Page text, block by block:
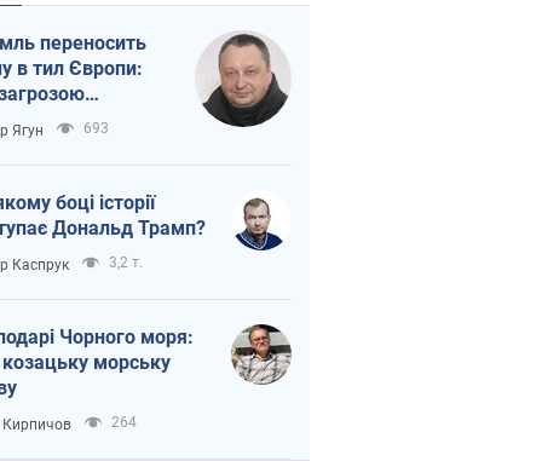
переносить
в тил Європи:
логістика
Ягун 693
боці історії
Дональд Трамп?
Каспрук 3,2 т.
Чорного моря:
морську
Кирпичов 264